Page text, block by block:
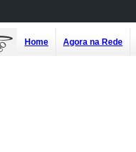
Home Agora na Rede